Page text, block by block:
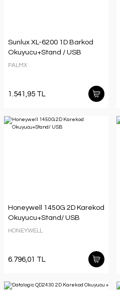
Sunlux XL-6200 1D Barkod
Okuyucu+Stand / USB
PALMX
1.541,95 TL
Honeywell 1450G 2D Karekod
Okuyucu+Stand/ USB
HONEYWELL
6.796,01 TL